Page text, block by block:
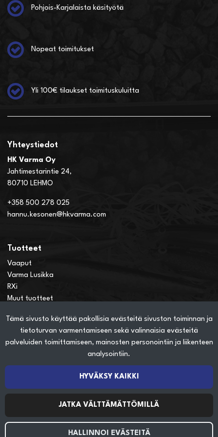
Tämä sivusto käyttää pakollisia evästeitä sivuston toiminnan ja
tietoturvan varmentamiseen sekä valinnaisia evästeitä
palveluiden toimittamiseen, mainosten personointiin ja liikenteen
analysointiin.
HYVÄKSY KAIKKI
JATKA VÄLTTÄMÄTTÖMILLÄ
HALLINNOI EVÄSTEITÄ
Pohjois-Karjalaista käsityötä
Nopeat toimitukset
Yli 100€ tilaukset toimituskuluitta
Yhteystiedot
HK Varma Oy
Jahtimestarintie 24,
80710 LEHMO
+358 500 278 025
hannu.kesonen@hkvarma.com
Tuotteet
Vaaput
Varma Lusikka
RXi
Muut tuotteet
Verkkokauppainfo
Näin teet ostoksia verkkokaupassa
Seuraa sosiaalisessa mediassa